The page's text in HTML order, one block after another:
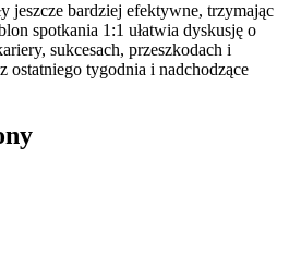
jeszcze bardziej efektywne, trzymając
spotkania 1:1 ułatwia dyskusję o
sukcesach, przeszkodach i
ostatniego tygodnia i nadchodzące